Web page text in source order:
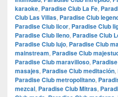
karaoke, Paradise Club La Fe,
Club Las Villas, Paradise Club
Paradise Club licor, Paradise Club
Paradise Club lleno, Paradise Club
Paradise Club lujo, Paradise Club
mainstream, Paradise Club
Paradise Club maravilloso,
masajes, Paradise Club meditación,
Paradise Club metropolitano,
mezcal, Paradise Club Mitras,